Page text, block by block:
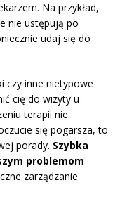
Na przykład,
nie ustępują po
udaj się do
czy inne nietypowe
cię do wizyty u
terapii nie
się pogarsza, to
porady. Szybka
problemom
zarządzanie